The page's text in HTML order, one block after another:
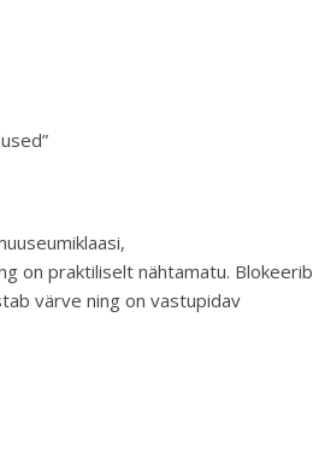
on praktiliselt nähtamatu. Blokeerib
värve ning on vastupidav